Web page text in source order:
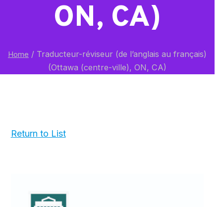
ON, CA)
Home / Traducteur-réviseur (de l’anglais au français)
(Ottawa (centre-ville), ON, CA)
Return to List